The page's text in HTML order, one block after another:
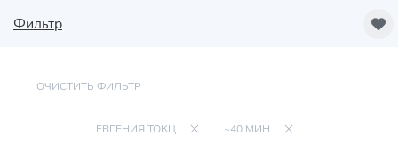
Фильтр
ОЧИСТИТЬ ФИЛЬТР
ЕВГЕНИЯ ТОКЦ ~40 МИН